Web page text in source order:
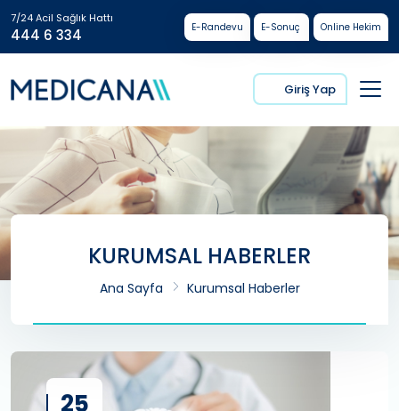
7/24 Acil Sağlık Hattı
444 6 334 E-Randevu E-Sonuç Online Hekim
Giriş Yap
KURUMSAL HABERLER
Ana Sayfa Kurumsal Haberler
25